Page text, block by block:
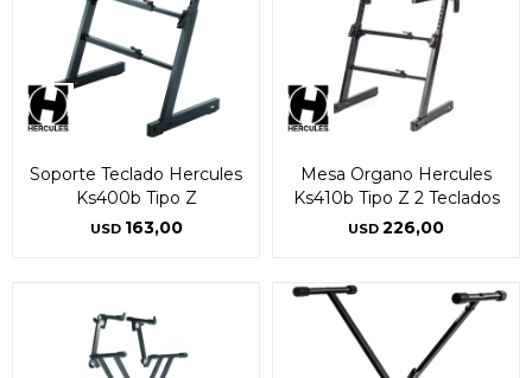
Soporte Teclado Hercules
Ks400b Tipo Z
USD 163,00
Mesa Organo Hercules
Ks410b Tipo Z 2 Teclados
USD 226,00